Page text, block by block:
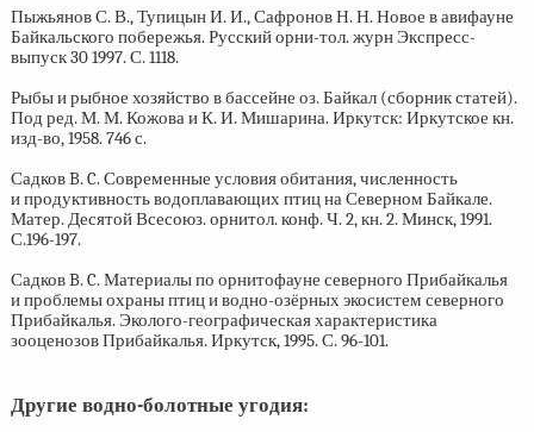
Пыжьянов С. В., Тупицын И. И., Сафронов Н. Н. Новое в авифауне
Байкальского побережья. Русский орни-тол. журн Экспресс-
выпуск 30 1997. С. 1118.
Рыбы и рыбное хозяйство в бассейне оз. Байкал (сборник статей).
Под ред. М. М. Кожова и К. И. Мишарина. Иркутск: Иркутское кн.
изд-во, 1958. 746 с.
Садков B. C. Современные условия обитания, численность
и продуктивность водоплавающих птиц на Северном Байкале.
Матер. Десятой Всесоюз. орнитол. конф. Ч. 2, кн. 2. Минск, 1991.
С.196-197.
Садков B. C. Материалы по орнитофауне северного Прибайкалья
и проблемы охраны птиц и водно-озёрных экосистем северного
Прибайкалья. Эколого-географическая характеристика
зооценозов Прибайкалья. Иркутск, 1995. С.96-101.
Другие водно-болотные угодия: